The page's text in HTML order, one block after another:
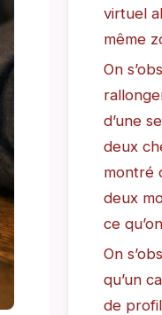
virtuel
même
On
d’une
deux
montré
deux
ce
On
qu’un
de